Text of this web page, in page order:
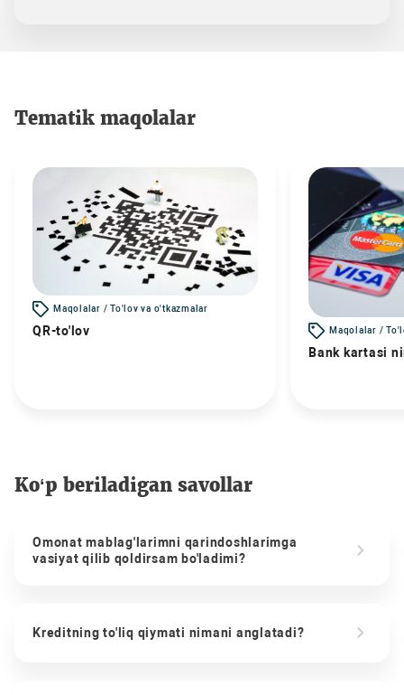
Tematik maqolalar
Maqolalar / To'lov va o'tkazmalar
QR-to'lov Maqolalar /
Bank kartasi
Ko‘p beriladigan savollar
Omonat mablag'larimni qarindoshlarimga
vasiyat qilib qoldirsam bo'ladimi?
Kreditning to'liq qiymati nimani anglatadi?